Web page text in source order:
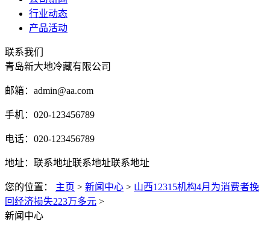
行业动态
产品活动
联系我们
青岛新大地冷藏有限公司
邮箱：admin@aa.com
手机：020-123456789
电话：020-123456789
地址：联系地址联系地址联系地址
您的位置： 主页 > 新闻中心 > 山西12315机构4月为消费者挽
回经济损失223万多元 >
新闻中心